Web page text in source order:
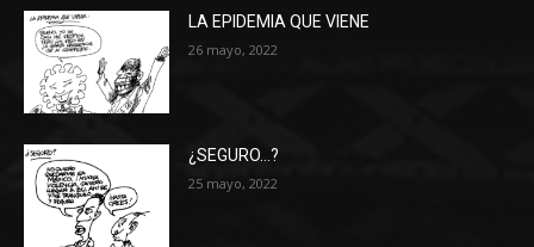
LA EPIDEMIA QUE VIENE
26 mayo, 2022
¿SEGURO…?
25 mayo, 2022